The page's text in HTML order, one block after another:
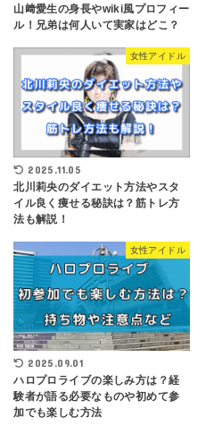
山﨑愛生の身長やwiki風プロフィー
ル！兄弟は何人いて実家はどこ？
女性アイドル
2025.11.05
北川莉央のダイエット方法やスタ
イル良く痩せる秘訣は？筋トレ方
法も解説！
女性アイドル
2025.09.01
ハロプロライブの楽しみ方は？経
験者が語る必要なものや初めて参
加でも楽しむ方法